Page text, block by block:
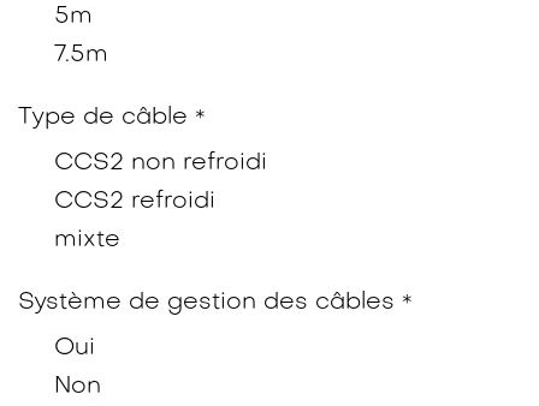
5m
7.5m
Type de câble *
CCS2 non refroidi
CCS2 refroidi
mixte
Système de gestion des câbles *
Oui
Non